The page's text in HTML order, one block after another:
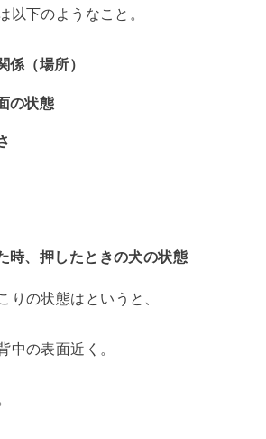
以下のようなこと。
係（場所）
の状態
時、押したときの犬の状態
りの状態はというと、
中の表面近く。